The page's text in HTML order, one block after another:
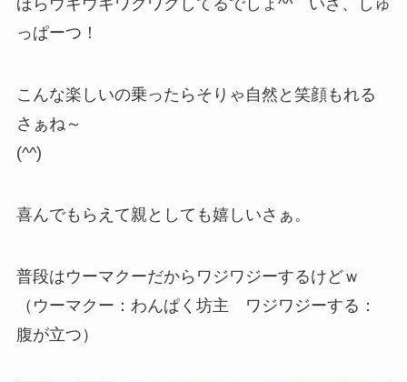
ほらウキウキワクワクしてるでしょ^^ いざ、しゅ
っぱーつ！
こんな楽しいの乗ったらそりゃ自然と笑顔もれる
さぁね～
(^^)
喜んでもらえて親としても嬉しいさぁ。
普段はウーマクーだからワジワジーするけどｗ
（ウーマクー：わんぱく坊主 ワジワジーする：
腹が立つ）